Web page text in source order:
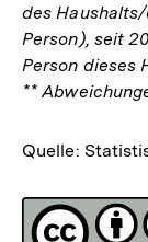
des
Person), seit
Person dieses
**
Quelle:
Lizenz